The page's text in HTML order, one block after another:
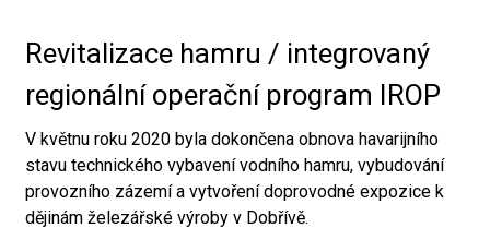
Revitalizace hamru / integrovaný
regionální operační program IROP
V květnu roku 2020 byla dokončena obnova havarijního
stavu technického vybavení vodního hamru, vybudování
provozního zázemí a vytvoření doprovodné expozice k
dějinám železářské výroby v Dobřívě.